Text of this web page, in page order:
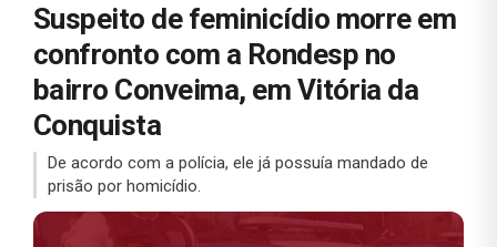
Suspeito de feminicídio morre em
confronto com a Rondesp no
bairro Conveima, em Vitória da
Conquista
De acordo com a polícia, ele já possuía mandado de
prisão por homicídio.